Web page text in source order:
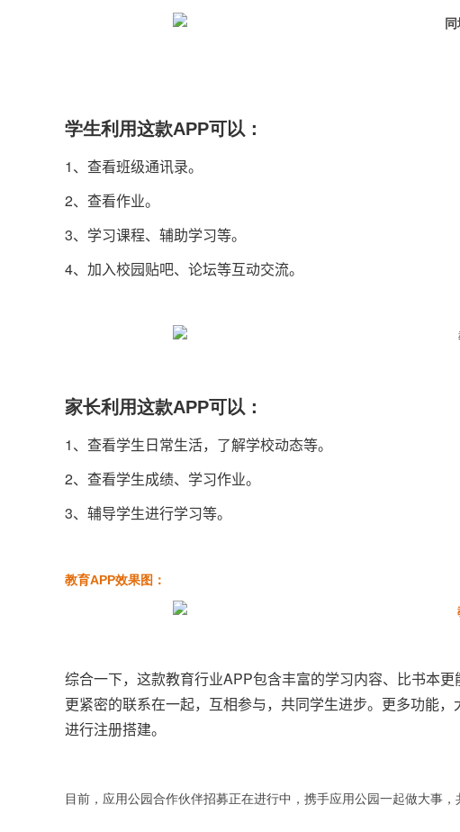
学生利用这款APP可以：
1、查看班级通讯录。
2、查看作业。
3、学习课程、辅助学习等。
4、加入校园贴吧、论坛等互动交流。
家长利用这款APP可以：
1、查看学生日常生活，了解学校动态等。
2、查看学生成绩、学习作业。
3、辅导学生进行学习等。
教育APP效果图：
综合一下，这款教育行业APP包含丰富的学习内容、比书本
更紧密的联系在一起，互相参与，共同学生进步。更多功能
进行注册搭建。
目前，应用公园合作伙伴招募正在进行中，携手应用公园一起做大事，